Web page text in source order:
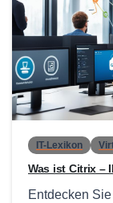
IT-Lexikon
Was ist Citrix –
Entdecken